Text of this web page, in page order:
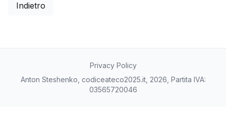
Indietro
Privacy Policy
Anton Steshenko, codiceateco2025.it, 2026, Partita IVA:
03565720046